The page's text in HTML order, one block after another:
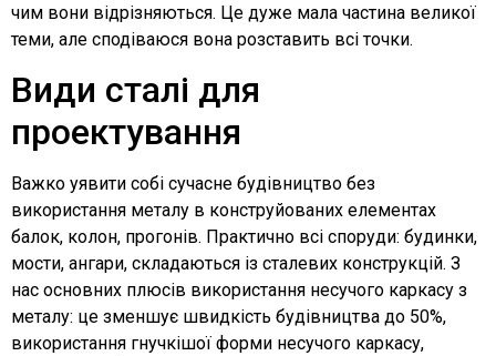
чим вони відрізняються. Це дуже мала частина великої
теми, але сподіваюся вона розставить всі точки.
Види сталі для
проектування
Важко уявити собі сучасне будівництво без
використання металу в конструйованих елементах
балок, колон, прогонів. Практично всі споруди: будинки,
мости, ангари, складаються із сталевих конструкцій. З
нас основних плюсів використання несучого каркасу з
металу: це зменшує швидкість будівництва до 50%,
використання гнучкішої форми несучого каркасу,